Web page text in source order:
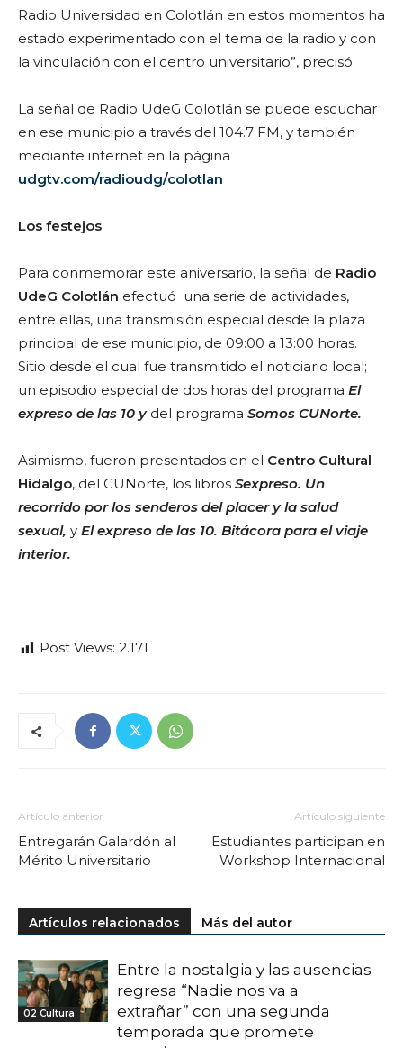
Radio Universidad en Colotlán en estos momentos ha
estado experimentado con el tema de la radio y con
la vinculación con el centro universitario”, precisó.
La señal de Radio UdeG Colotlán se puede escuchar
en ese municipio a través del 104.7 FM, y también
mediante internet en la página
udgtv.com/radioudg/colotlan
Los festejos
Para conmemorar este aniversario, la señal de Radio
UdeG Colotlán efectuó una serie de actividades,
entre ellas, una transmisión especial desde la plaza
principal de ese municipio, de 09:00 a 13:00 horas.
Sitio desde el cual fue transmitido el noticiario local;
un episodio especial de dos horas del programa El
expreso de las 10 y del programa Somos CUNorte.
Asimismo, fueron presentados en el Centro Cultural
Hidalgo, del CUNorte, los libros Sexpreso. Un
recorrido por los senderos del placer y la salud
sexual, y El expreso de las 10. Bitácora para el viaje
interior.
Post Views: 2.171
Artículo anterior
Entregarán Galardón al
Mérito Universitario
Artículo siguiente
Estudiantes participan en
Workshop Internacional
Artículos relacionados Más del autor
02 Cultura
Entre la nostalgia y las ausencias
regresa “Nadie nos va a
extrañar” con una segunda
temporada que promete